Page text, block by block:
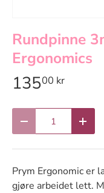
Rundpinne
Ergonomics
13500 kr
Reduser antallØk
Prym Ergonomic er
gjøre arbeidet lett.